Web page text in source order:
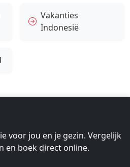
Vakanties
Indonesië
voor jou en je gezin. Vergelijk
en boek direct online.